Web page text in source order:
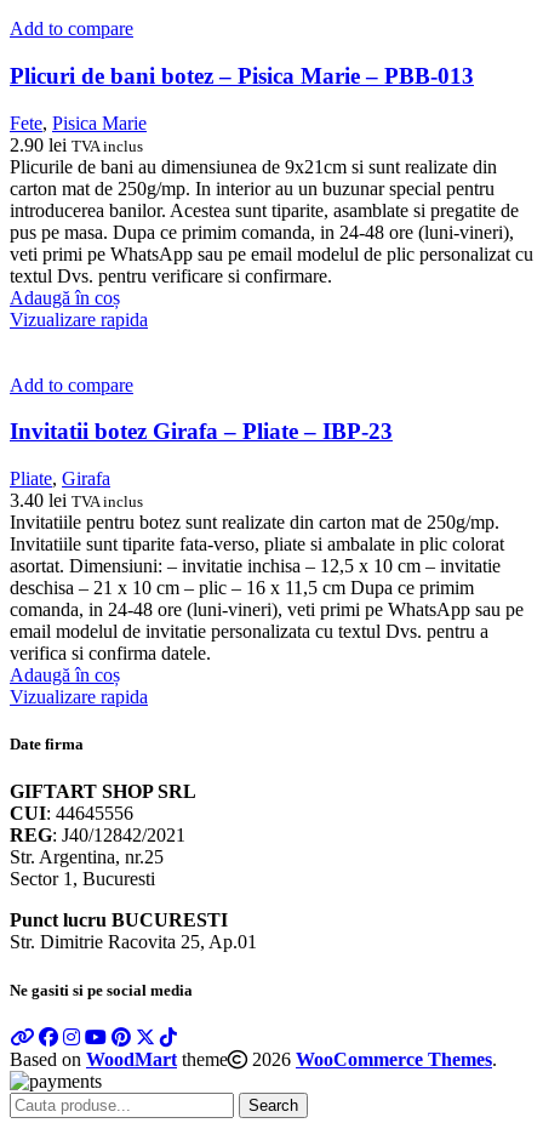
Add to compare
Plicuri de bani botez – Pisica Marie – PBB-013
Fete, Pisica Marie
2.90 lei TVA inclus
Plicurile de bani au dimensiunea de 9x21cm si sunt realizate din
carton mat de 250g/mp. In interior au un buzunar special pentru
introducerea banilor. Acestea sunt tiparite, asamblate si pregatite de
pus pe masa. Dupa ce primim comanda, in 24-48 ore (luni-vineri),
veti primi pe WhatsApp sau pe email modelul de plic personalizat cu
textul Dvs. pentru verificare si confirmare.
Adaugă în coș
Vizualizare rapida
Add to compare
Invitatii botez Girafa – Pliate – IBP-23
Pliate, Girafa
3.40 lei TVA inclus
Invitatiile pentru botez sunt realizate din carton mat de 250g/mp.
Invitatiile sunt tiparite fata-verso, pliate si ambalate in plic colorat
asortat. Dimensiuni: – invitatie inchisa – 12,5 x 10 cm – invitatie
deschisa – 21 x 10 cm – plic – 16 x 11,5 cm Dupa ce primim
comanda, in 24-48 ore (luni-vineri), veti primi pe WhatsApp sau pe
email modelul de invitatie personalizata cu textul Dvs. pentru a
verifica si confirma datele.
Adaugă în coș
Vizualizare rapida
Date firma
GIFTART SHOP SRL
CUI: 44645556
REG: J40/12842/2021
Str. Argentina, nr.25
Sector 1, Bucuresti
Punct lucru BUCURESTI
Str. Dimitrie Racovita 25, Ap.01
Ne gasiti si pe social media
Based on WoodMart theme 2026 WooCommerce Themes.
Search